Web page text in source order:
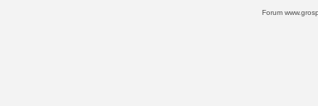
Forum